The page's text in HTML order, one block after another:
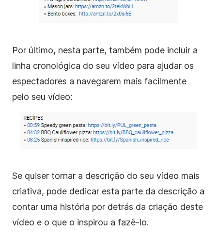
Por último, nesta parte, também pode incluir a
linha cronológica do seu vídeo para ajudar os
espectadores a navegarem mais facilmente
pelo seu vídeo:
Se quiser tornar a descrição do seu vídeo mais
criativa, pode dedicar esta parte da descrição a
contar uma história por detrás da criação deste
vídeo e o que o inspirou a fazê-lo.